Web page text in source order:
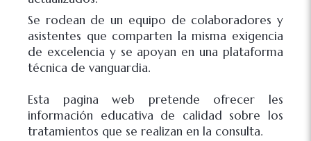
Se rodean de un equipo de colaboradores y
asistentes que comparten la misma exigencia
de excelencia y se apoyan en una plataforma
técnica de vanguardia.
Esta pagina web pretende ofrecer les
información educativa de calidad sobre los
tratamientos que se realizan en la consulta.